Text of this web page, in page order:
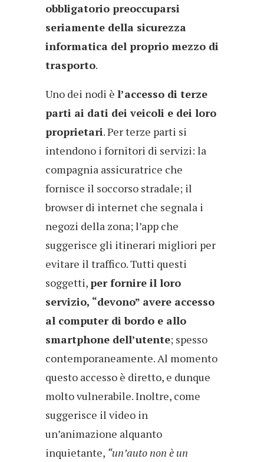
obbligatorio preoccuparsi
seriamente della sicurezza
informatica del proprio mezzo di
trasporto.
Uno dei nodi è l’accesso di terze
parti ai dati dei veicoli e dei loro
proprietari. Per terze parti si
intendono i fornitori di servizi: la
compagnia assicuratrice che
fornisce il soccorso stradale; il
browser di internet che segnala i
negozi della zona; l’app che
suggerisce gli itinerari migliori per
evitare il traffico. Tutti questi
soggetti, per fornire il loro
servizio, “devono” avere accesso
al computer di bordo e allo
smartphone dell’utente; spesso
contemporaneamente. Al momento
questo accesso è diretto, e dunque
molto vulnerabile. Inoltre, come
suggerisce il video in
un’animazione alquanto
inquietante, “un’auto non è un